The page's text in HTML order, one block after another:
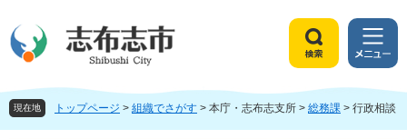
ジ
頭
ュ
飛
索
メ
ニ
ュ
ー
現在地 トップページ > 組織でさがす > 本庁・志布志支所 > 総務課 > 行政相談